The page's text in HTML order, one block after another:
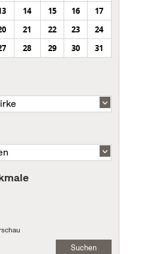
14 15 16
17
21 22 23
24
28 29 30 31
Suchen